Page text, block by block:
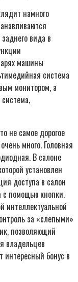
намного
вида в
машины
система
монитором, а
не самое дорогое
много. Головная
В салоне
установлен
доступа в салон
с помощью кнопки.
интеллектуальной
за «слепыми»
позволяющий
владельцев
интересный бонус в